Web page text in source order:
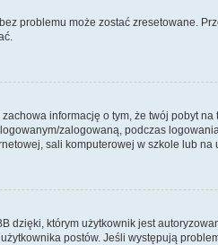
problemu może zostać zresetowane.
zachowa informację o tym, że twój pobyt
zalogowaną, podczas
sali komputerowej w szkole lub na
dzięki, którym użytkownik jest
postów. Jeśli występują